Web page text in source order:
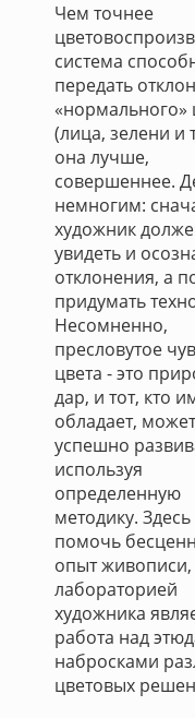
Чем точнее
система
передать
«нормального»
(лица, зелени и
она лучше,
совершеннее.
немногим:
художник
увидеть и
отклонения, а
придумать
Несомненно,
пресловутое
цвета - это
дар, и тот, кто
обладает,
успешно
используя
определенную
методику.
помочь
опыт живописи,
лабораторией
художника
работа над
набросками
цветовых